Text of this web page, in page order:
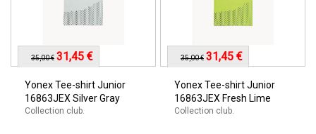
Yonex Tee-shirt Junior
16863JEX Silver Gray
Collection club.
35,00 € 31,45 €
Yonex Tee-shirt Junior
16863JEX Fresh Lime
Collection club.
35,00 € 31,45 €